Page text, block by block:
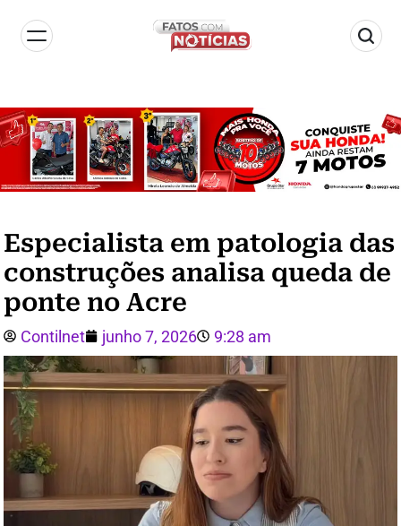
Especialista em patologia das
construções analisa queda de
ponte no Acre
Contilnet junho 7, 2026 9:28 am